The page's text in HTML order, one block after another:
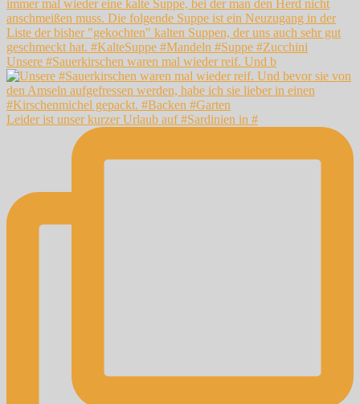
Unsere #Sauerkirschen waren mal wieder reif. Und b
Leider ist unser kurzer Urlaub auf #Sardinien in #